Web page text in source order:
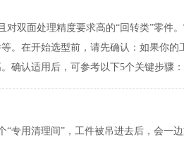
双面处理精度要求高的“回转类”零件
。在开始选型前，请先确认：如果你
确认适用后，可参考以下5个关键步骤：
专用清理间”，工件被吊进去后，会一